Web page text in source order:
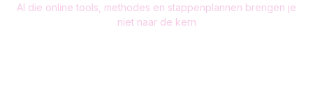
Al die online tools, methodes en stappenplannen brengen je
niet naar de kern